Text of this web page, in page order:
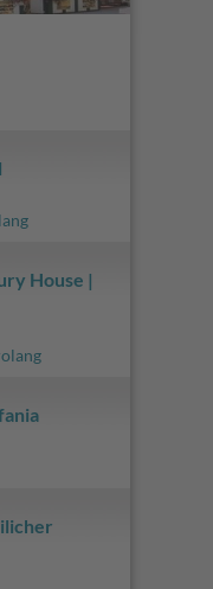
House |